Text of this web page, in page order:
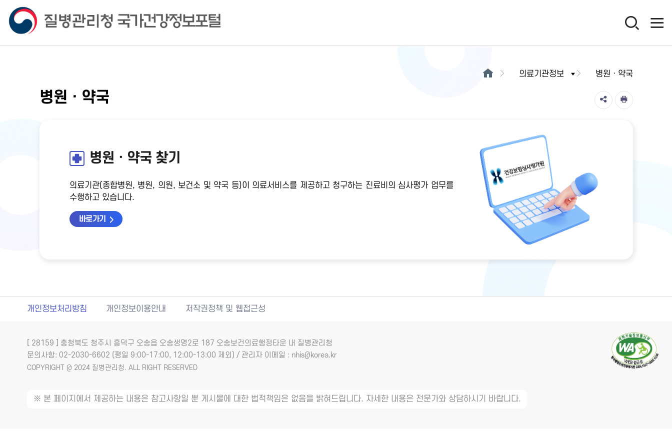
의료기관정보 병원ㆍ약국
병원ㆍ약국
병원ㆍ약국 찾기
의료기관(종합병원, 병원, 의원, 보건소 및 약국 등)이 의료서비스를 제공하고 청구하는 진료비의 심사평가 업무를
수행하고 있습니다.
바로가기
개인정보처리방침 개인정보이용안내 저작권정책 및 웹접근성
[ 28159 ] 충청북도 청주시 흥덕구 오송읍 오송생명2로 187 오송보건의료행정타운 내 질병관리청
문의사항: 02-2030-6602 (평일 9:00-17:00, 12:00-13:00 제외) / 관리자 이메일 : nhis@korea.kr
COPYRIGHT @ 2024 질병관리청. ALL RIGHT RESERVED
※ 본 페이지에서 제공하는 내용은 참고사항일 뿐 게시물에 대한 법적책임은 없음을 밝혀드립니다. 자세한 내용은 전문가와 상담하시기 바랍니다.